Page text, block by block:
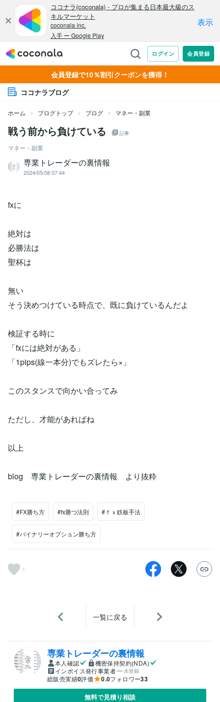
会員登録で10％割引クーポンを獲得！
ココナラブログ
ホーム ブログトップ ブログ マネー・副業
戦う前から負けている 記事
マネー・副業
専業トレーダーの裏情報
2024/05/08 07:44
fxに
絶対は
必勝法は
聖杯は
無い
そう決めつけている時点で、既に負けているんだよ
検証する時に
「fxには絶対がある」
「1pips(線一本分)でもズレたら×」
このスタンスで向かい合ってみ
ただし、才能があればね
以上
blog 専業トレーダーの裏情報 より抜粋
#FX勝ち方 #fx勝つ法則 #ｆｘ鉄板手法
#バイナリーオプション勝ち方
1
一覧に戻る
専業トレーダーの裏情報
本人確認
機密保持契約(NDA)
インボイス発行事業者
未登録
総販売実績0評価 0.0フォロワー33
無料で見積り相談